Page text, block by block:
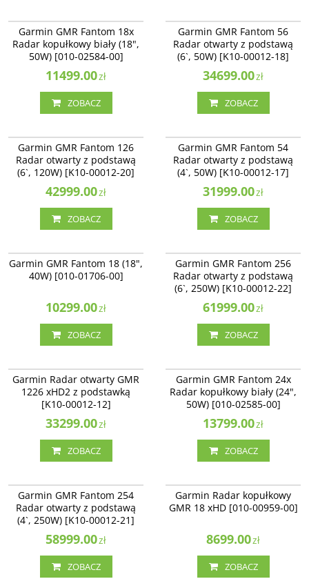
Garmin GMR Fantom 18x
Radar kopułkowy biały (18",
50W) [010-02584-00]
11499.00zł
ZOBACZ
Garmin GMR Fantom 56
Radar otwarty z podstawą
(6`, 50W) [K10-00012-18]
34699.00zł
ZOBACZ
Garmin GMR Fantom 126
Radar otwarty z podstawą
(6`, 120W) [K10-00012-20]
42999.00zł
ZOBACZ
Garmin GMR Fantom 54
Radar otwarty z podstawą
(4`, 50W) [K10-00012-17]
31999.00zł
ZOBACZ
Garmin GMR Fantom 18 (18",
40W) [010-01706-00]
10299.00zł
ZOBACZ
Garmin GMR Fantom 256
Radar otwarty z podstawą
(6`, 250W) [K10-00012-22]
61999.00zł
ZOBACZ
Garmin Radar otwarty GMR
1226 xHD2 z podstawką
[K10-00012-12]
33299.00zł
ZOBACZ
Garmin GMR Fantom 24x
Radar kopułkowy biały (24",
50W) [010-02585-00]
13799.00zł
ZOBACZ
Garmin GMR Fantom 254
Radar otwarty z podstawą
(4`, 250W) [K10-00012-21]
58999.00zł
ZOBACZ
Garmin Radar kopułkowy
GMR 18 xHD [010-00959-00]
8699.00zł
ZOBACZ